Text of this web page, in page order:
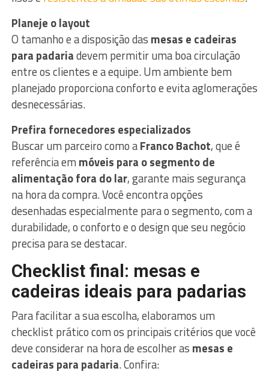
Planeje o layout
O tamanho e a disposição das mesas e cadeiras
para padariadevem permitir uma boa circulação
entre os clientes e a equipe. Um ambiente bem
planejado proporciona conforto e evita aglomerações
desnecessárias.
Prefira fornecedores especializados
Buscar um parceiro como aFranco Bachot, que é
referência em móveis para o segmento de
alimentação fora do lar, garante mais segurança
na hora da compra. Você encontra opções
desenhadas especialmente para o segmento, com a
durabilidade, o conforto e o design que seu negócio
precisa para se destacar.
Checklist final: mesas e
cadeiras ideais para padarias
Para facilitar a sua escolha, elaboramos um
checklist prático com os principais critérios que você
deve considerar na hora de escolher as mesas e
cadeiras para padaria. Confira: